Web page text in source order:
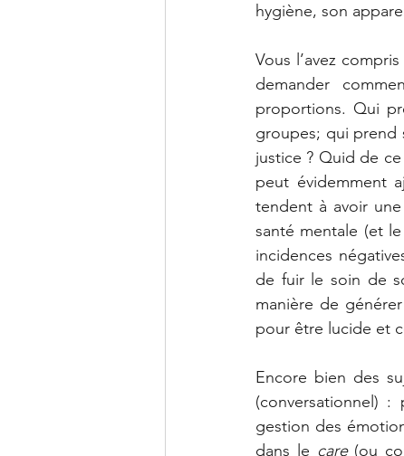
hygiène, son
Vous l’avez
demander
proportions. Qui
groupes; qui prend
justice ? Quid de
peut évidemment
tendent à avoir
santé mentale (et
incidences
de fuir le soin de
manière de
pour être lucide et
Encore bien des
(conversationnel)
gestion des
dans le care (ou